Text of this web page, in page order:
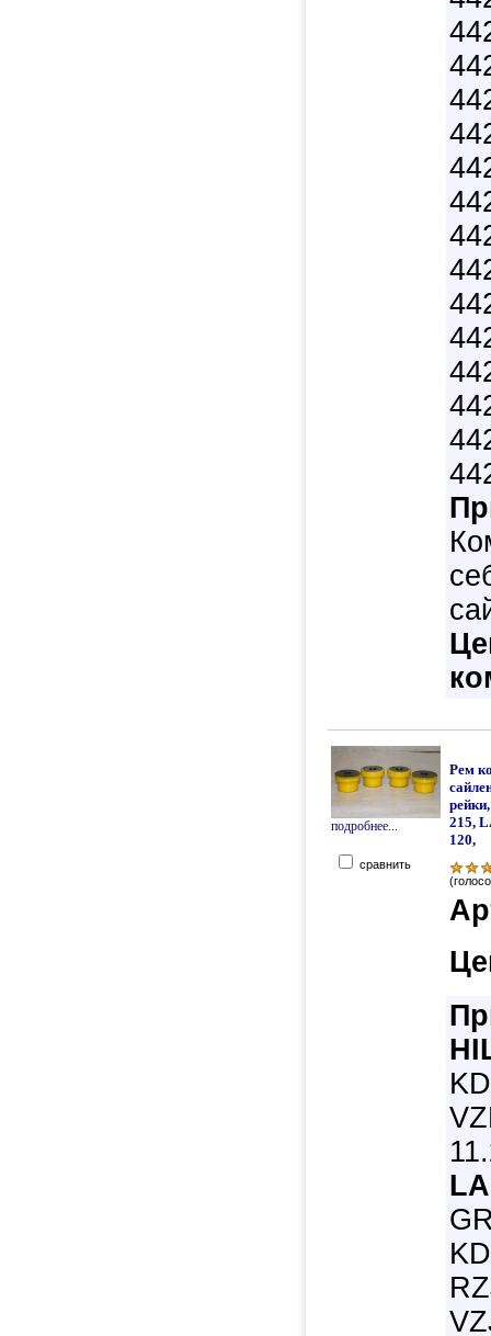
подробнее...
сравнить
Рем
215,
120,